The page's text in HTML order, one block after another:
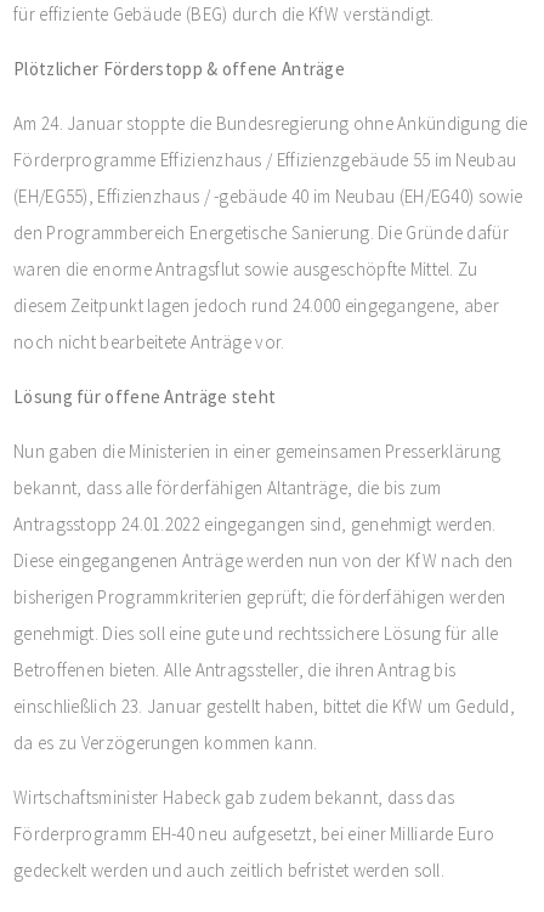
für effiziente Gebäude (BEG) durch die KfW verständigt.
Plötzlicher Förderstopp & offene Anträge
Am 24. Januar stoppte die Bundesregierung ohne Ankündigung die
Förderprogramme Effizienzhaus / Effizienzgebäude 55 im Neubau
(EH/EG55), Effizienzhaus / -gebäude 40 im Neubau (EH/EG40) sowie
den Programmbereich Energetische Sanierung. Die Gründe dafür
waren die enorme Antragsflut sowie ausgeschöpfte Mittel. Zu
diesem Zeitpunkt lagen jedoch rund 24.000 eingegangene, aber
noch nicht bearbeitete Anträge vor.
Lösung für offene Anträge steht
Nun gaben die Ministerien in einer gemeinsamen Presserklärung
bekannt, dass alle förderfähigen Altanträge, die bis zum
Antragsstopp 24.01.2022 eingegangen sind, genehmigt werden.
Diese eingegangenen Anträge werden nun von der KfW nach den
bisherigen Programmkriterien geprüft; die förderfähigen werden
genehmigt. Dies soll eine gute und rechtssichere Lösung für alle
Betroffenen bieten. Alle Antragssteller, die ihren Antrag bis
einschließlich 23. Januar gestellt haben, bittet die KfW um Geduld,
da es zu Verzögerungen kommen kann.
Wirtschaftsminister Habeck gab zudem bekannt, dass das
Förderprogramm EH-40 neu aufgesetzt, bei einer Milliarde Euro
gedeckelt werden und auch zeitlich befristet werden soll.